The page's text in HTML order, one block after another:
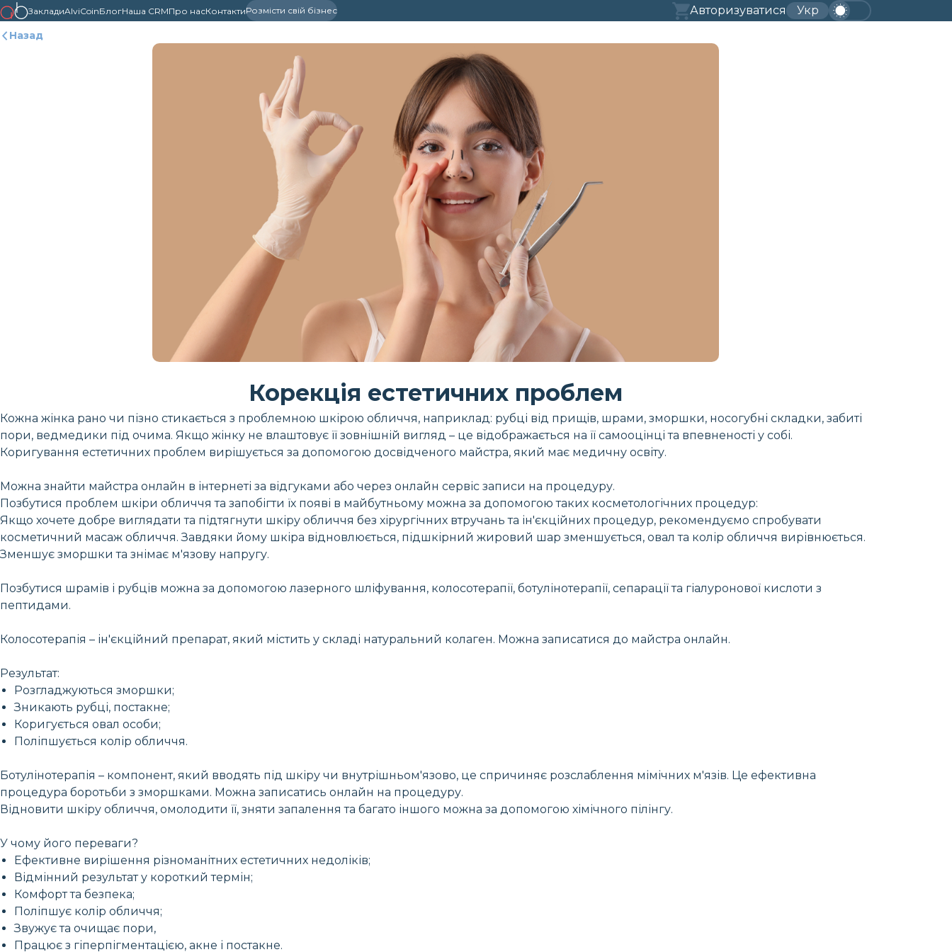
ЗакладиAlviCoinБлогНаша CRMПро насКонтактиРозмісти свій бізнес Авторизуватися Укр
Назад
Корекція естетичних проблем
Кожна жінка рано чи пізно стикається з проблемною шкірою обличчя, наприклад: рубці від прищів, шрами, зморшки, носогубні складки, забиті
пори, ведмедики під очима. Якщо жінку не влаштовує її зовнішній вигляд – це відображається на її самооцінці та впевненості у собі.
Коригування естетичних проблем вирішується за допомогою досвідченого майстра, який має медичну освіту.
Можна знайти майстра онлайн в інтернеті за відгуками або через онлайн сервіс записи на процедуру.
Позбутися проблем шкіри обличчя та запобігти їх появі в майбутньому можна за допомогою таких косметологічних процедур:
Якщо хочете добре виглядати та підтягнути шкіру обличчя без хірургічних втручань та ін'єкційних процедур, рекомендуємо спробувати
косметичний масаж обличчя. Завдяки йому шкіра відновлюється, підшкірний жировий шар зменшується, овал та колір обличчя вирівнюється.
Зменшує зморшки та знімає м'язову напругу.
Позбутися шрамів і рубців можна за допомогою лазерного шліфування, колосотерапії, ботулінотерапії, сепарації та гіалуронової кислоти з
пептидами.
Колосотерапія – ін'єкційний препарат, який містить у складі натуральний колаген. Можна записатися до майстра онлайн.
Результат:
Розгладжуються зморшки;
Зникають рубці, постакне;
Коригується овал особи;
Поліпшується колір обличчя.
Ботулінотерапія – компонент, який вводять під шкіру чи внутрішньом'язово, це спричиняє розслаблення мімічних м'язів. Це ефективна
процедура боротьби з зморшками. Можна записатись онлайн на процедуру.
Відновити шкіру обличчя, омолодити її, зняти запалення та багато іншого можна за допомогою хімічного пілінгу.
У чому його переваги?
Ефективне вирішення різноманітних естетичних недоліків;
Відмінний результат у короткий термін;
Комфорт та безпека;
Поліпшує колір обличчя;
Звужує та очищає пори,
Працює з гіперпігментацією, акне і постакне.